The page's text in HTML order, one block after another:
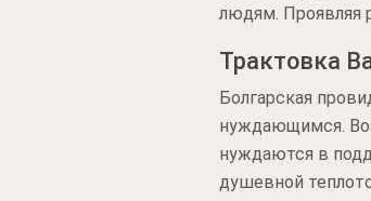
людям. Проявляя
Трактовка
Болгарская
нуждающимся.
нуждаются в
душевной